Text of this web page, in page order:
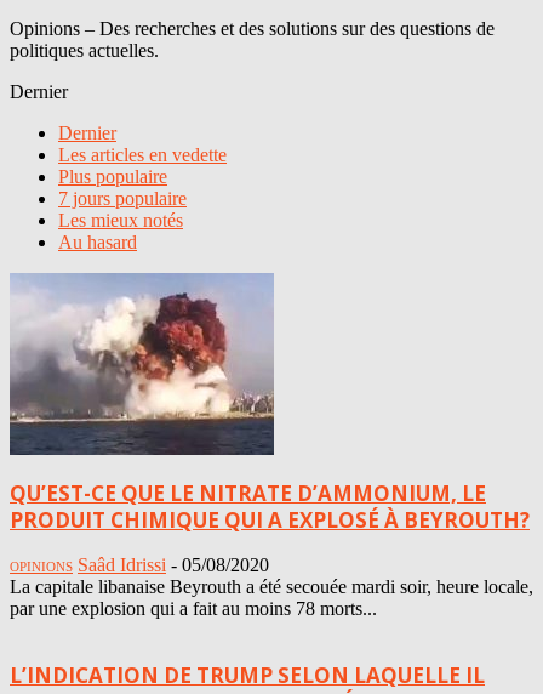
Opinions – Des recherches et des solutions sur des questions de
politiques actuelles.
Dernier
Dernier
Les articles en vedette
Plus populaire
7 jours populaire
Les mieux notés
Au hasard
QU’EST-CE QUE LE NITRATE D’AMMONIUM, LE
PRODUIT CHIMIQUE QUI A EXPLOSÉ À BEYROUTH?
OPINIONS Saâd Idrissi - 05/08/2020
La capitale libanaise Beyrouth a été secouée mardi soir, heure locale,
par une explosion qui a fait au moins 78 morts...
L’INDICATION DE TRUMP SELON LAQUELLE IL